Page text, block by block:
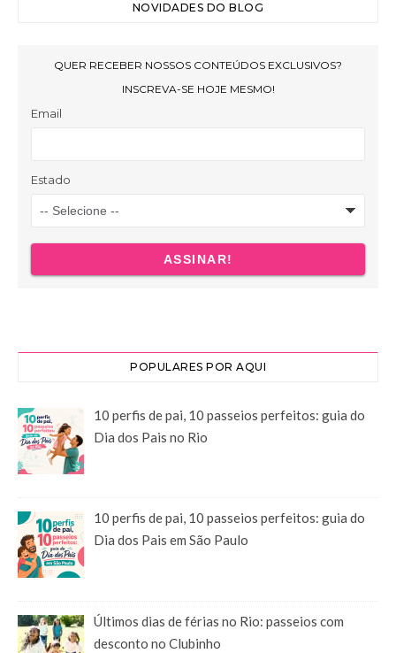
NOVIDADES DO BLOG
POPULARES POR AQUI
10 perfis de pai, 10 passeios perfeitos: guia do
Dia dos Pais no Rio
10 perfis de pai, 10 passeios perfeitos: guia do
Dia dos Pais em São Paulo
Últimos dias de férias no Rio: passeios com
desconto no Clubinho